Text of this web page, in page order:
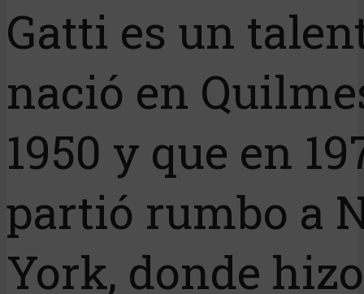
Gatti es un
nació en
1950 y que en
partió rumbo a
York, donde